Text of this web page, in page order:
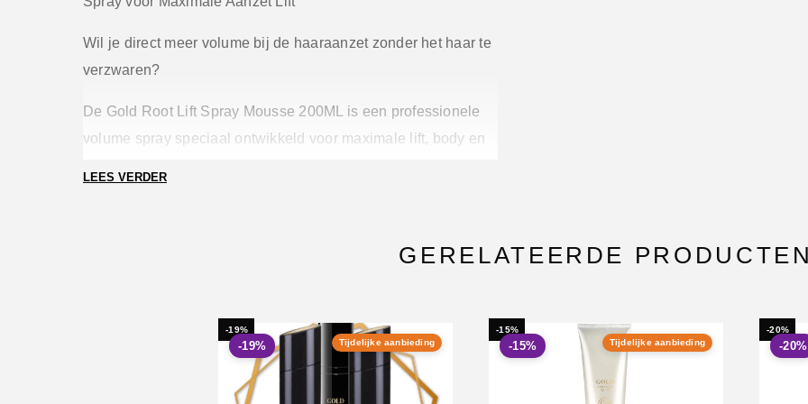
Wil je direct meer volume bij de haaraanzet zonder het haar te
verzwaren?
De Gold Root Lift Spray Mousse 200ML is een professionele
volume spray speciaal ontwikkeld voor maximale lift, body en
droomt van salonvolume zonder plakkerig of hard resultaat.
✔ Directe lift bij de haaraanzet
✔ Langdurige volume ondersteuning
LEES VERDER
GERELATEERDE PRODUCTEN
-19%
Tijdelijke aanbieding
-19%
-15%
Tijdelijke aanbieding
-15%
-20%
-20%